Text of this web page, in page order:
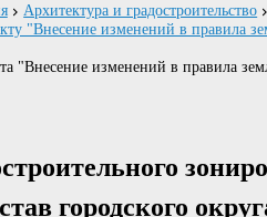
Архитектура и градостроительство
"Внесение изменений в правила
изменений в правила
городского